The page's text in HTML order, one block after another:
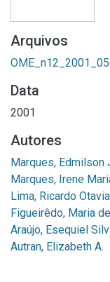
Arquivos
Data
2001
Autores
Marques, Edmilson
Marques, Irene
Lima, Ricardo
Figueirêdo, Maria
Araújo, Esequiel
Autran, Elizabeth A.